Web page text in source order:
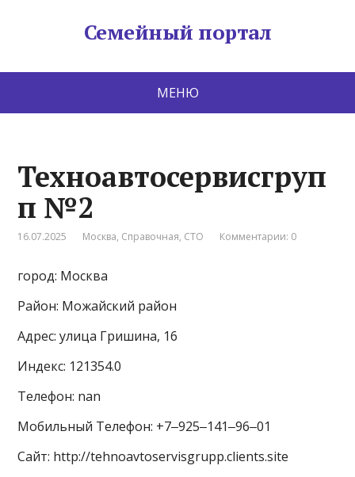
Семейный портал
МЕНЮ
Техноавтосервисгруп
п №2
16.07.2025 Москва, Справочная, СТО Комментарии: 0
город: Москва
Район: Можайский район
Адрес: улица Гришина, 16
Индекс: 121354.0
Телефон: nan
Мобильный Телефон: +7‒925‒141‒96‒01
Сайт: http://tehnoavtoservisgrupp.clients.site